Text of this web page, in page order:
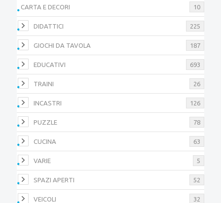
CARTA E DECORI 10
DIDATTICI 225
GIOCHI DA TAVOLA 187
EDUCATIVI 693
TRAINI 26
INCASTRI 126
PUZZLE 78
CUCINA 63
VARIE 5
SPAZI APERTI 52
VEICOLI 32